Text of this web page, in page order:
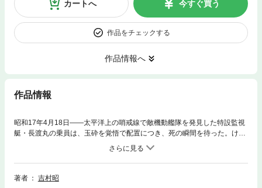
カートへ 今すぐ買う
作品をチェックする
作品情報へ
作品情報
昭和17年4月18日——太平洋上の哨戒線で敵機動艦隊を発見した特設監視
艇・長渡丸の乗員は、玉砕を覚悟で配置につき、死の瞬間を待った。けれ
ども中村一等水兵以下五名は、米軍の捕虜となり、背中にＰＷの文字のつ
いた服を着せられて、アメリカ本土を転々としながら抑留生活をおくった
——。運命のいたずらに哭く海の勇士の悲しい境涯を通して描く、小説太
平洋戦争裏面史。
著者
吉村昭